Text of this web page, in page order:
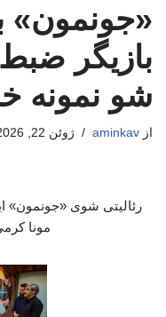
«جونمون»
بازیگر
شو نمونه
از aminkav ژوئن 22, 2026
رئالیتی شوی «جونمون»
مونا